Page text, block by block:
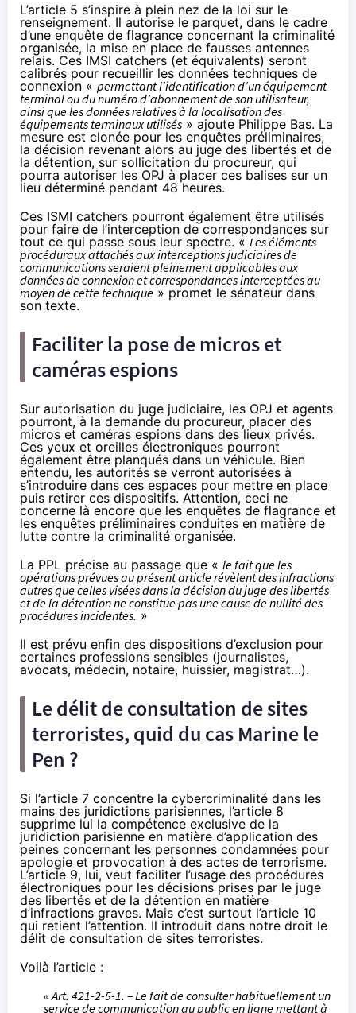
L’article 5 s’inspire à plein nez de la loi sur le
renseignement. Il autorise le parquet, dans le cadre
d’une enquête de flagrance concernant la criminalité
organisée, la mise en place de fausses antennes
relais. Ces IMSI catchers (et équivalents) seront
calibrés pour recueillir les données techniques de
connexion « permettant l’identification d’un équipement
terminal ou du numéro d’abonnement de son utilisateur,
ainsi que les données relatives à la localisation des
équipements terminaux utilisés » ajoute Philippe Bas. La
mesure est clonée pour les enquêtes préliminaires,
la décision revenant alors au juge des libertés et de
la détention, sur sollicitation du procureur, qui
pourra autoriser les OPJ à placer ces balises sur un
lieu déterminé pendant 48 heures.
Ces ISMI catchers pourront également être utilisés
pour faire de l’interception de correspondances sur
tout ce qui passe sous leur spectre. « Les éléments
procéduraux attachés aux interceptions judiciaires de
communications seraient pleinement applicables aux
données de connexion et correspondances interceptées au
moyen de cette technique » promet le sénateur dans
son texte.
Faciliter la pose de micros et
caméras espions
Sur autorisation du juge judiciaire, les OPJ et agents
pourront, à la demande du procureur, placer des
micros et caméras espions dans des lieux privés.
Ces yeux et oreilles électroniques pourront
également être planqués dans un véhicule. Bien
entendu, les autorités se verront autorisées à
s’introduire dans ces espaces pour mettre en place
puis retirer ces dispositifs. Attention, ceci ne
concerne là encore que les enquêtes de flagrance et
les enquêtes préliminaires conduites en matière de
lutte contre la criminalité organisée.
La PPL précise au passage que « le fait que les
opérations prévues au présent article révèlent des infractions
autres que celles visées dans la décision du juge des libertés
et de la détention ne constitue pas une cause de nullité des
procédures incidentes. »
Il est prévu enfin des dispositions d’exclusion pour
certaines professions sensibles (journalistes,
avocats, médecin, notaire, huissier, magistrat…).
Le délit de consultation de sites
terroristes, quid du cas Marine le
Pen ?
Si l’article 7 concentre la cybercriminalité dans les
mains des juridictions parisiennes, l’article 8
supprime lui la compétence exclusive de la
juridiction parisienne en matière d’application des
peines concernant les personnes condamnées pour
apologie et provocation à des actes de terrorisme.
L’article 9, lui, veut faciliter l’usage des procédures
électroniques pour les décisions prises par le juge
des libertés et de la détention en matière
d’infractions graves. Mais c’est surtout l’article 10
qui retient l’attention. Il introduit dans notre droit le
délit de consultation de sites terroristes.
Voilà l’article :
« Art. 421-2-5-1. – Le fait de consulter habituellement un
service de communication au public en ligne mettant à